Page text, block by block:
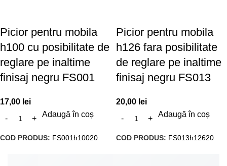
Picior pentru mobila
h100 cu posibilitate de
reglare pe inaltime
finisaj negru FS001
17,00 lei
Adaugă în coș
COD PRODUS: FS001h10020
Picior pentru mobila
h126 fara posibilitate
de reglare pe inaltime
finisaj negru FS013
20,00 lei
Adaugă în coș
COD PRODUS: FS013h12620